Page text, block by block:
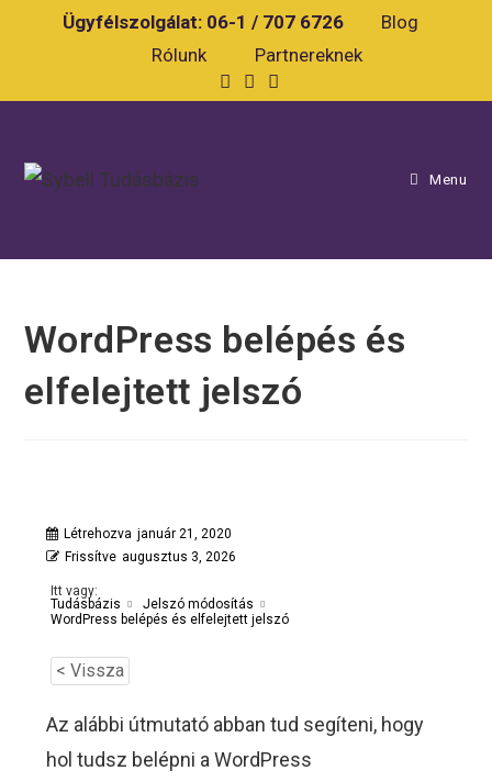
Ügyfélszolgálat: 06-1 / 707 6726
Blog
Rólunk
Partnereknek
Menu
WordPress belépés és
elfelejtett jelszó
Létrehozva január 21, 2020
Frissítve augusztus 3, 2026
Itt vagy:
Tudásbázis
Jelszó módosítás
WordPress belépés és elfelejtett jelszó
< Vissza
Az alábbi útmutató abban tud segíteni, hogy
hol tudsz belépni a WordPress